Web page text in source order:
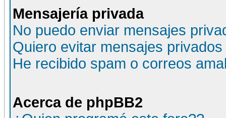
Mensajería privada
No puedo enviar mensajes
Quiero evitar mensajes
He recibido spam o correos
Acerca de phpBB2